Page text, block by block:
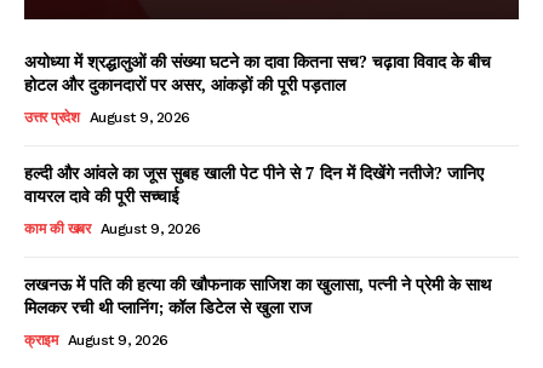
Facebook
X WhatsApp
Share
अयोध्या में श्रद्धालुओं की संख्या घटने का दावा कितना सच? चढ़ावा विवाद के बीच
होटल और दुकानदारों पर असर, आंकड़ों की पूरी पड़ताल
उत्तर प्रदेश August 9, 2026
हल्दी और आंवले का जूस सुबह खाली पेट पीने से 7 दिन में दिखेंगे नतीजे? जानिए
वायरल दावे की पूरी सच्चाई
काम की खबर August 9, 2026
लखनऊ में पति की हत्या की खौफनाक साजिश का खुलासा, पत्नी ने प्रेमी के साथ
मिलकर रची थी प्लानिंग; कॉल डिटेल से खुला राज
क्राइम August 9, 2026